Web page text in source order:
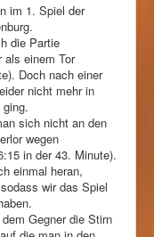
im 1. Spiel der
die Partie
als einem Tor
Doch nach einer
nicht mehr in
sich nicht an den
wegen
in der 43. Minute).
einmal heran,
wir das Spiel
Gegner die Stirn